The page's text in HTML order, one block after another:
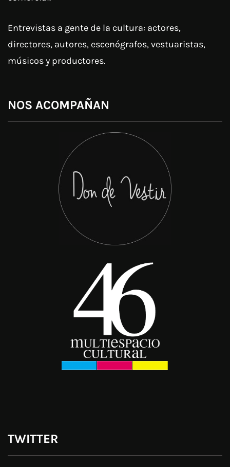
Entrevistas a gente de la cultura: actores,
directores, autores, escenógrafos, vestuaristas,
músicos y productores.
NOS ACOMPAÑAN
TWITTER